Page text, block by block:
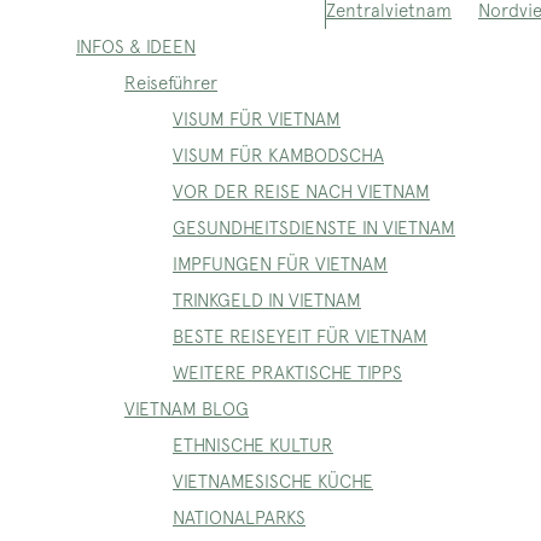
Zentralvietnam
INFOS & IDEEN
Reiseführer
VISUM FÜR VIETNAM
VISUM FÜR KAMBODSCHA
VOR DER REISE NACH VIETNAM
GESUNDHEITSDIENSTE IN VIETNAM
IMPFUNGEN FÜR VIETNAM
TRINKGELD IN VIETNAM
BESTE REISEYEIT FÜR VIETNAM
WEITERE PRAKTISCHE TIPPS
VIETNAM BLOG
ETHNISCHE KULTUR
VIETNAMESISCHE KÜCHE
NATIONALPARKS